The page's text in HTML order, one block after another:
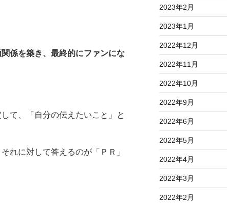
係を築き、最終的にファンにな
て、「自分の伝えたいこと」と
れに対して答えるのが「ＰＲ」
2023年2月
2023年1月
2022年12月
2022年11月
2022年10月
2022年9月
2022年6月
2022年5月
2022年4月
2022年3月
2022年2月